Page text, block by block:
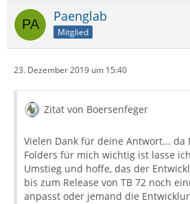
Paenglab
Mitglied
23. Dezember 2019 um 15:40
Zitat von Boersenfeger
Vielen Dank für deine Antwort... da
Folders für mich wichtig ist lasse
Umstieg und hoffe, das der
bis zum Release von TB 72 noch
anpasst oder jemand die